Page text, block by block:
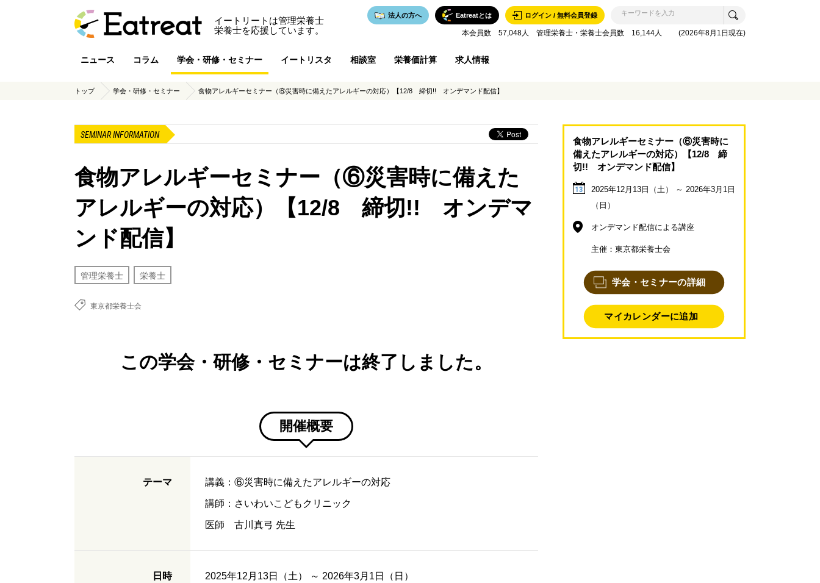
イートリートは管理栄養士
栄養士を応援しています。
ログイン / 無料会員登録
Eatreatとは
法人の方へ
本会員数 57,048人 管理栄養士・栄養士会員数 16,144人 (2026年8月1日現在)
ニュース コラム 学会・研修・セミナー イートリスタ 相談室 栄養価計算 求人情報
トップ 学会・研修・セミナー 食物アレルギーセミナー（⑥災害時に備えたアレルギーの対応）【12/8 締切!! オンデマンド配信】
SEMINAR INFORMATION
食物アレルギーセミナー（⑥災害時に備えた
アレルギーの対応）【12/8 締切!! オンデマ
ンド配信】
管理栄養士 栄養士
東京都栄養士会
この学会・研修・セミナーは終了しました。
開催概要
テーマ 講義：⑥災害時に備えたアレルギーの対応
講師：さいわいこどもクリニック
医師 古川真弓 先生
日時 2025年12月13日（土） ～ 2026年3月1日（日）
食物アレルギーセミナー（⑥災害時に
備えたアレルギーの対応）【12/8 締
切!! オンデマンド配信】
13
2025年12月13日（土） ～ 2026年3月1日
（日）
オンデマンド配信による講座
主催：東京都栄養士会
学会・セミナーの詳細
マイカレンダーに追加